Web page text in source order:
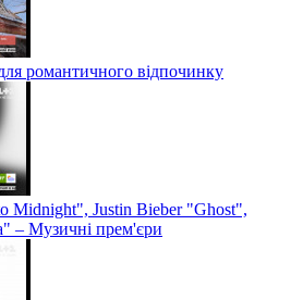
романтичного відпочинку
Midnight", Justin Bieber "Ghost",
– Музичні прем'єри